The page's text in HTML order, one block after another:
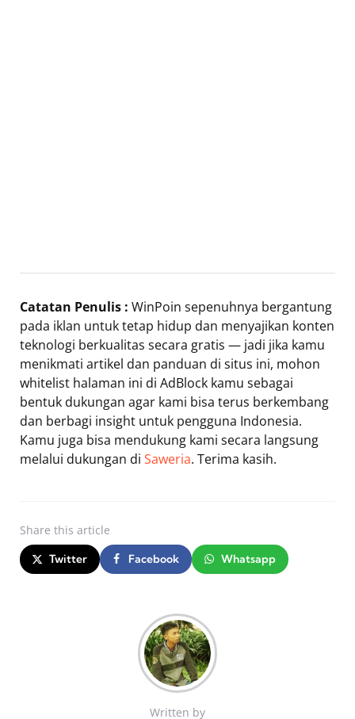
Catatan Penulis : WinPoin sepenuhnya bergantung
pada iklan untuk tetap hidup dan menyajikan konten
teknologi berkualitas secara gratis — jadi jika kamu
menikmati artikel dan panduan di situs ini, mohon
whitelist halaman ini di AdBlock kamu sebagai
bentuk dukungan agar kami bisa terus berkembang
dan berbagi insight untuk pengguna Indonesia.
Kamu juga bisa mendukung kami secara langsung
melalui dukungan di Saweria. Terima kasih.
Share this article
Twitter Facebook Whatsapp
Written by